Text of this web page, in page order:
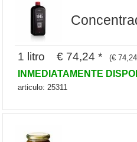
1 litro € 74,24 * (€
INMEDIATAMENTE
articulo: 25311